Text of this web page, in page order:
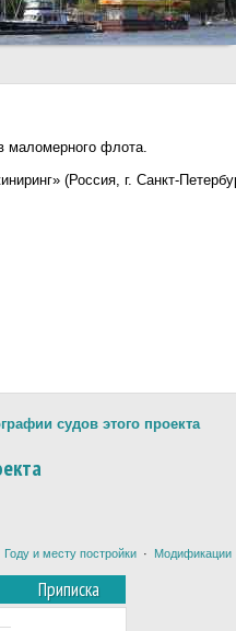
маломерного флота.
(Россия, г. Санкт-
судов этого проекта
Году и месту постройки · Модификации
Приписка